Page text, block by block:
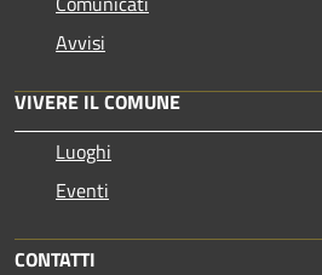
Avvisi
VIVERE IL COMUNE
Luoghi
Eventi
CONTATTI